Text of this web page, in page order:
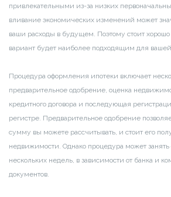
привлекательными из-за низких
вливание экономических изменений может
ваши расходы в будущем. Поэтому стоит хорошо
вариант будет наиболее подходящим для
Процедура оформления ипотеки включает
предварительное одобрение, оценка
кредитного договора и последующая
регистре. Предварительное одобрение
сумму вы можете рассчитывать, и стоит его
недвижимости. Однако процедура может занять
нескольких недель, в зависимости от банка и
документов.